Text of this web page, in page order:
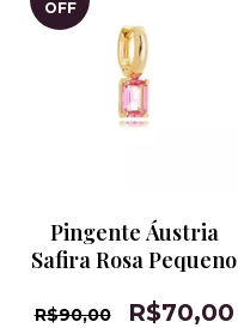
OFF
Pingente Áustria
Safira Rosa Pequeno
R$90,00 R$70,00